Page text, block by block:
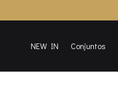
NEW IN Conjuntos